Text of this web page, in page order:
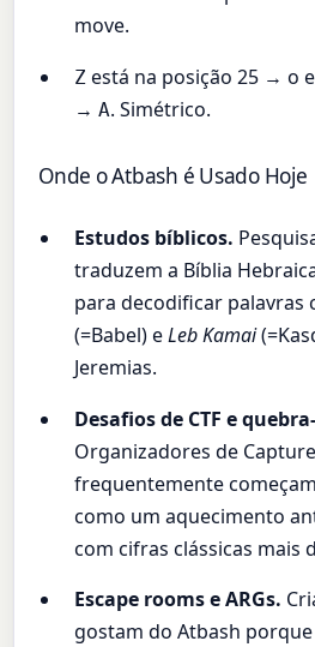
move.
Z está na posição 25 → o
→A. Simétrico.
Onde o Atbash é Usado Hoje
Estudos bíblicos.
traduzem a Bíblia
para decodificar palavras
(=Babel) eLeb Kamai
Jeremias.
Desafios de CTF e
Organizadores de
frequentemente
como um aquecimento
com cifras clássicas mais
Escape rooms e ARGs.
gostam do Atbash